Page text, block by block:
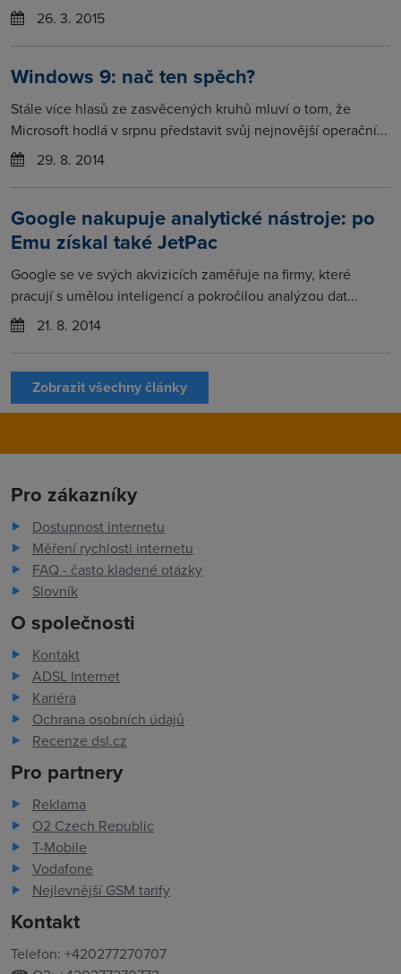
26. 3. 2015
Windows 9: nač ten spěch?
Stále více hlasů ze zasvěcených kruhů mluví o tom, že
Microsoft hodlá v srpnu představit svůj nejnovější operační...
29. 8. 2014
Google nakupuje analytické nástroje: po
Emu získal také JetPac
Google se ve svých akvizicích zaměřuje na firmy, které
pracují s umělou inteligencí a pokročilou analýzou dat...
21. 8. 2014
Zobrazit všechny články
Pro zákazníky
Dostupnost internetu
Měření rychlosti internetu
FAQ - často kladené otázky
Slovník
O společnosti
Kontakt
ADSL Internet
Kariéra
Ochrana osobních údajů
Recenze dsl.cz
Pro partnery
Reklama
O2 Czech Republic
T-Mobile
Vodafone
Nejlevnější GSM tarify
Kontakt
Telefon: +420277270707